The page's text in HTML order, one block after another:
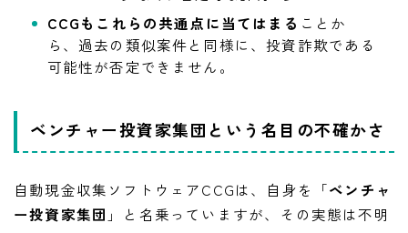
CCGもこれらの共通点に当てはまる ことか
ら、過去の類似案件と同様に、投資詐欺である
可能性が否定できません。
ベンチャー投資家集団という名目の不確かさ
自動現金収集ソフトウェアCCGは、自身を「ベンチャ
ー投資家集団 」と名乗っていますが、その実態は不明